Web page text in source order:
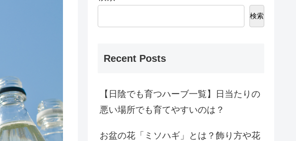
検索
Recent Posts
【日陰でも育つハーブ一覧】日当たりの
悪い場所でも育てやすいのは？
お盆の花「ミソハギ」とは？飾り方や花